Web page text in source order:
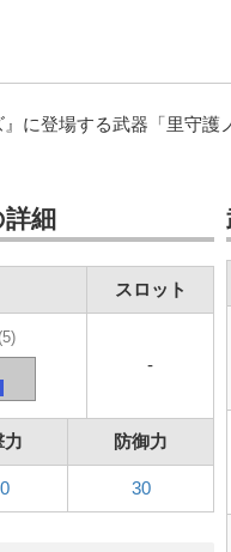
』に登場する武器「里守
細
スロット
(5)
-
力 防御力
30